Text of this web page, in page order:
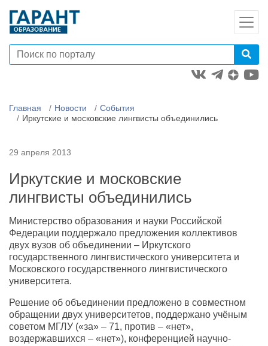
Главная Новости
События
Иркутские и московские лингвисты объединились
29 апреля 2013
Иркутские и московские
лингвисты объединились
Министерство образования и науки Российской
Федерации поддержало предложения коллективов
двух вузов об объединении – Иркутского
государственного лингвистического университета и
Московского государственного лингвистического
университета.
Решение об объединении предложено в совместном
обращении двух университетов, поддержано учёным
советом МГЛУ («за» – 71, против – «нет»,
воздержавшихся – «нет»), конференцией научно-